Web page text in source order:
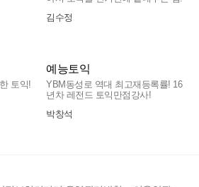
김수정
토익!
예능토익
YBM동성로 역대 최고재등록률! 16
년차 레전드 토익만점강사!
박창석